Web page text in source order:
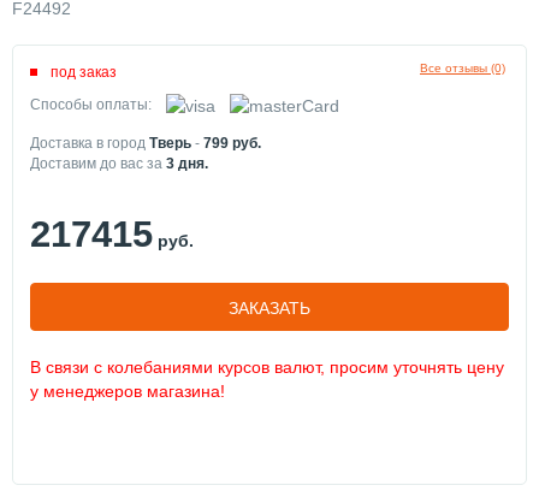
Все отзывы (0)
под заказ
Способы оплаты:
Доставка в город Тверь - 799 руб.
Доставим до вас за 3 дня.
217415 руб.
ЗАКАЗАТЬ
В связи с колебаниями курсов валют, просим уточнять цену
у менеджеров магазина!